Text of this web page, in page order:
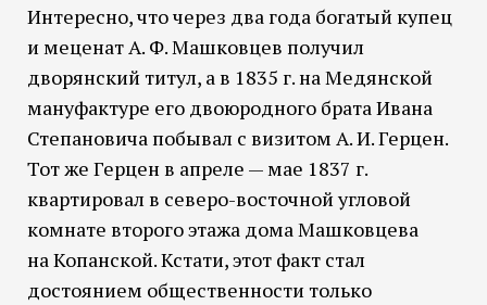
Интересно, что через два года богатый купец
и меценат А. Ф. Машковцев получил
дворянский титул, а в 1835 г. на Медянской
мануфактуре его двоюродного брата Ивана
Степановича побывал с визитом А. И. Герцен.
Тот же Герцен в апреле — мае 1837 г.
квартировал в северо-восточной угловой
комнате второго этажа дома Машковцева
на Копанской. Кстати, этот факт стал
достоянием общественности только